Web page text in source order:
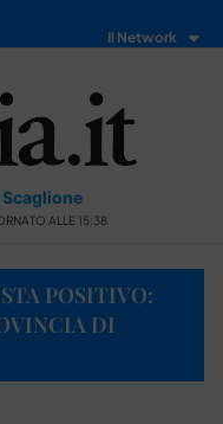
Il Network
ALLE 15:38
POSITIVO:
DI